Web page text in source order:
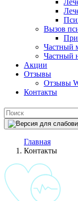
Вызов
Частный
Частный
Акции
Отзывы
Отзывы
Контакты
Главная
Контакты